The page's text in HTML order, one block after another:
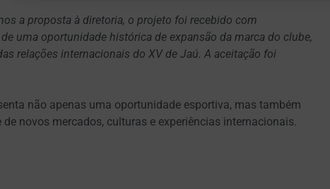
a proposta à diretoria, o projeto foi recebido com
uma oportunidade histórica de expansão da marca do clube,
relações internacionais do XV de Jaú. A aceitação foi
não apenas uma oportunidade esportiva, mas também
novos mercados, culturas e experiências internacionais.